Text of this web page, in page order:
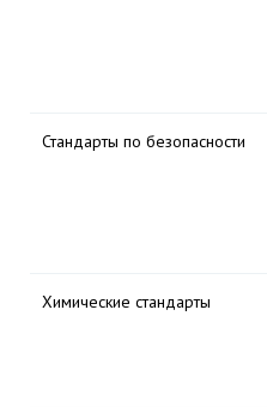
Стандарты по безопасности
Химические стандарты